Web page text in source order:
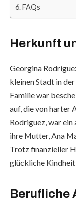
FAQs
Herkunft
Georgina
kleinen Stadt in
Familie war
auf, die von harter
Rodriguez, war
ihre Mutter, Ana
Trotz finanzieller
glückliche
Berufliche